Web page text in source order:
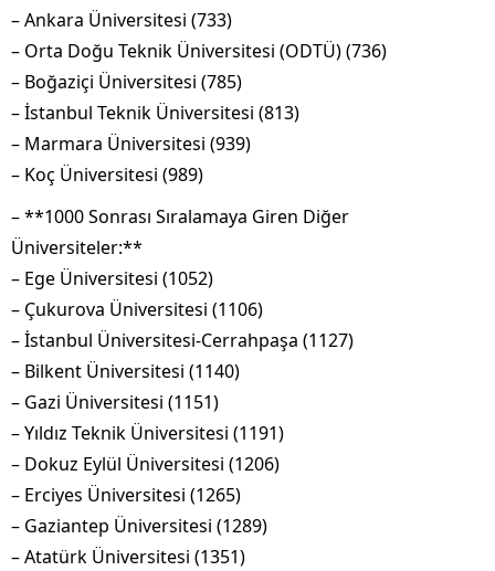
– Ankara Üniversitesi (733)
– Orta Doğu Teknik Üniversitesi (ODTÜ) (736)
– Boğaziçi Üniversitesi (785)
– İstanbul Teknik Üniversitesi (813)
– Marmara Üniversitesi (939)
– Koç Üniversitesi (989)
– **1000 Sonrası Sıralamaya Giren Diğer
Üniversiteler:**
– Ege Üniversitesi (1052)
– Çukurova Üniversitesi (1106)
– İstanbul Üniversitesi-Cerrahpaşa (1127)
– Bilkent Üniversitesi (1140)
– Gazi Üniversitesi (1151)
– Yıldız Teknik Üniversitesi (1191)
– Dokuz Eylül Üniversitesi (1206)
– Erciyes Üniversitesi (1265)
– Gaziantep Üniversitesi (1289)
– Atatürk Üniversitesi (1351)